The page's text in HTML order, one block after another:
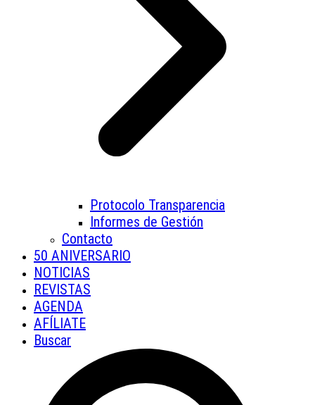
Protocolo Transparencia
Informes de Gestión
Contacto
50 ANIVERSARIO
NOTICIAS
REVISTAS
AGENDA
AFÍLIATE
Buscar